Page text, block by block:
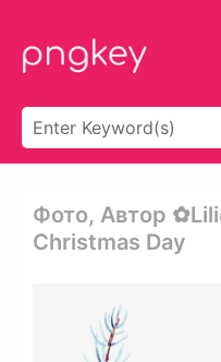
Фото, Автор
Christmas Day